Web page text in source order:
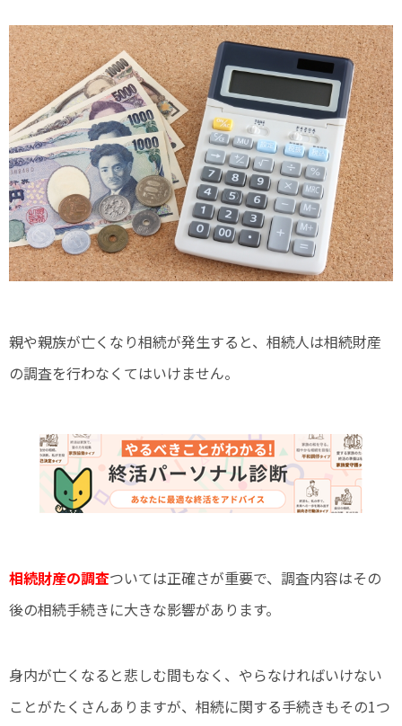
親や親族が亡くなり相続が発生すると、相続人は相続財産
の調査を行わなくてはいけません。
相続財産の調査ついては正確さが重要で、調査内容はその
後の相続手続きに大きな影響があります。
身内が亡くなると悲しむ間もなく、やらなければいけない
ことがたくさんありますが、相続に関する手続きもその1つ